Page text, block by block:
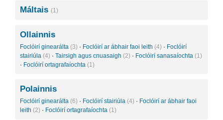
Máltais (1)
Ollainnis
Foclóirí ginearálta (3) · Foclóirí ar ábhair faoi leith (4) · Foclóirí
stairiúla (4) · Tairsigh agus cnuasaigh (2) · Foclóirí sanasaíochta (1)
· Foclóirí ortagrafaíochta (1)
Polainnis
Foclóirí ginearálta (6) · Foclóirí stairiúla (4) · Foclóirí ar ábhair faoi
leith (2) · Foclóirí ortagrafaíochta (1)